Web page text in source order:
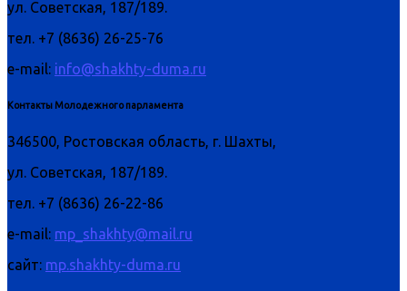
ул. Советская, 187/189.
тел. +7 (8636) 26-25-76
e-mail: info@shakhty-duma.ru
Контакты Молодежного парламента
346500, Ростовская область, г. Шахты,
ул. Советская, 187/189.
тел. +7 (8636) 26-22-86
e-mail: mp_shakhty@mail.ru
сайт: mp.shakhty-duma.ru